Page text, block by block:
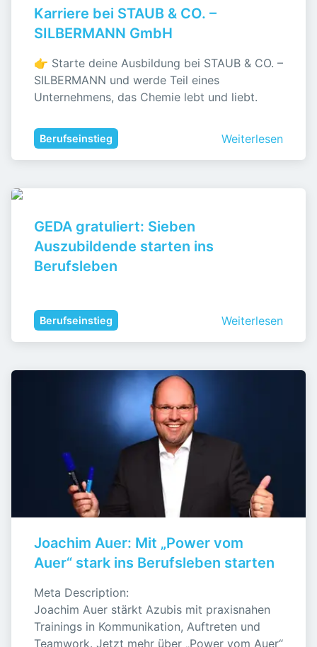
Karriere bei STAUB & CO. –
SILBERMANN GmbH
👉 Starte deine Ausbildung bei STAUB & CO. –
SILBERMANN und werde Teil eines
Unternehmens, das Chemie lebt und liebt.
Berufseinstieg Weiterlesen
GEDA gratuliert: Sieben
Auszubildende starten ins
Berufsleben
Berufseinstieg Weiterlesen
Joachim Auer: Mit „Power vom
Auer“ stark ins Berufsleben starten
Meta Description:
Joachim Auer stärkt Azubis mit praxisnahen
Trainings in Kommunikation, Auftreten und
Teamwork. Jetzt mehr über „Power vom Auer“